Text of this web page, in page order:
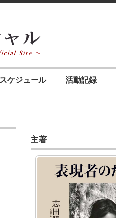
スケジュール 活動記録
主著